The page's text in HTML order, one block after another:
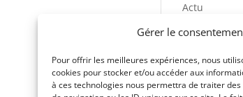
Gérer le
Pour offrir les meilleures expériences, nous
cookies pour stocker et/ou accéder aux
à ces technologies nous permettra de traiter
Actu
Méta